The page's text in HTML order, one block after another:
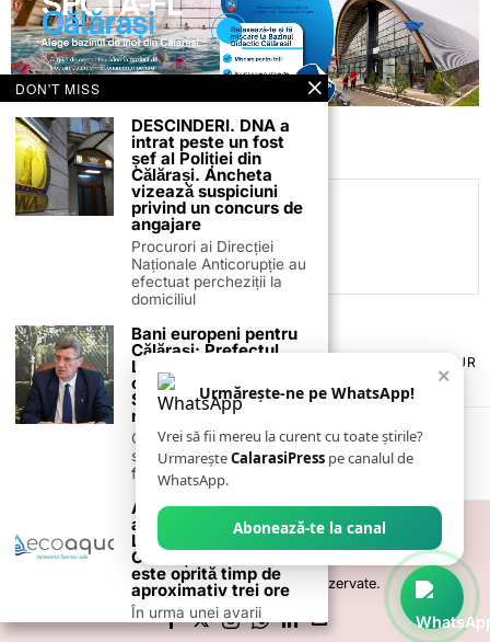
C.C
TERMENI ȘI CONDIȚII
POLITICA DE ANULARE & RETUR
PUBLICITATE ONLINE & TIPĂRITĂ
CONTACT
ZIARUL ANUNȚUL CĂLĂRĂȘEAN
2026- Toate drepturile sunt rezervate.
×
Urmărește-ne pe WhatsApp!
Vrei să fii mereu la curent cu toate știrile?
UrmareșteCalarasiPress pe canalul de
WhatsApp.
Abonează-te la canal
DON'T MISS
DESCINDERI. DNA a
intrat peste un fost
șef al Poliției din
Călărași. Ancheta
vizează suspiciuni
privind un concurs de
angajare
Procurori ai Direcției
Naționale Anticorupție au
efectuat percheziții la
domiciliul
Bani europeni pentru
Călărași: Prefectul
Laurențiu State anunță
colaborarea cu ADR
Sud-Muntenia pentru
noi finanțări
Călărașul se pregătește
să intre pe harta
finanțărilor europene, cu
Avarie la rețeaua de
apă pe strada
Locomotivei din
Călărași. Alimentarea
este oprită timp de
aproximativ trei ore
În urma unei avarii
stradale, furnizarea apei